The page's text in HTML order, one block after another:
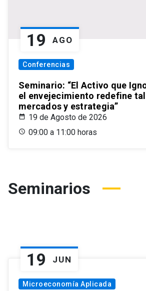
19 AGO
Conferencias
Seminario: “El Activo que
el envejecimiento redefine
mercados y estrategia”
19 de Agosto de 2026
09:00 a 11:00 horas
Seminarios
19 JUN
Microeconomía Aplicada